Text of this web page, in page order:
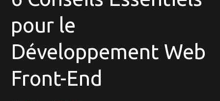
pour le
Développement Web
Front-End